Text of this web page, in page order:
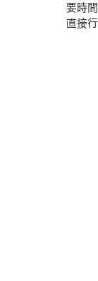
要時
直接